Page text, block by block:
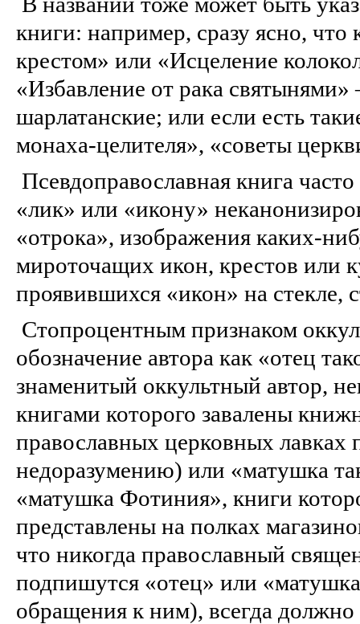
книги: например, сразу ясно, что
крестом» или «Исцеление
«Избавление от рака святынями»
шарлатанские; или если есть
монаха-целителя», «советы
Псевдоправославная книга
«лик» или «икону»
«отрока», изображения каких-
мироточащих икон, крестов или
проявившихся «икон» на стекле,
Стопроцентным признаком
обозначение автора как «отец
знаменитый оккультный автор,
книгами которого завалены
православных церковных лавках
недоразумению) или «матушка
«матушка Фотиния», книги
представлены на полках
что никогда православный
подпишутся «отец» или
обращения к ним), всегда